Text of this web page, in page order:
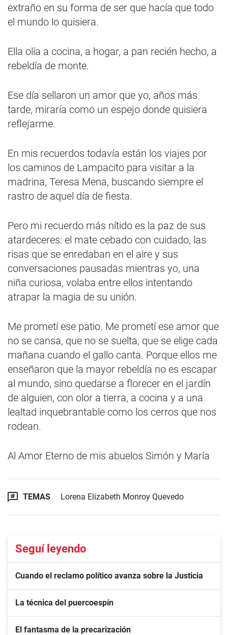
extraño en su forma de ser que hacía que todo
el mundo lo quisiera.
Ella olía a cocina, a hogar, a pan recién hecho, a
rebeldía de monte.
Ese día sellaron un amor que yo, años más
tarde, miraría como un espejo donde quisiera
reflejarme.
En mis recuerdos todavía están los viajes por
los caminos de Lampacito para visitar a la
madrina, Teresa Mena, buscando siempre el
rastro de aquel día de fiesta.
Pero mi recuerdo más nítido es la paz de sus
atardeceres: el mate cebado con cuidado, las
risas que se enredaban en el aire y sus
conversaciones pausadas mientras yo, una
niña curiosa, volaba entre ellos intentando
atrapar la magia de su unión.
Me prometí ese patio. Me prometí ese amor que
no se cansa, que no se suelta, que se elige cada
mañana cuando el gallo canta. Porque ellos me
enseñaron que la mayor rebeldía no es escapar
al mundo, sino quedarse a florecer en el jardín
de alguien, con olor a tierra, a cocina y a una
lealtad inquebrantable como los cerros que nos
rodean.
Al Amor Eterno de mis abuelos Simón y María
TEMAS Lorena Elizabeth Monroy Quevedo
Seguí leyendo
Cuando el reclamo político avanza sobre la Justicia
La técnica del puercoespín
El fantasma de la precarización